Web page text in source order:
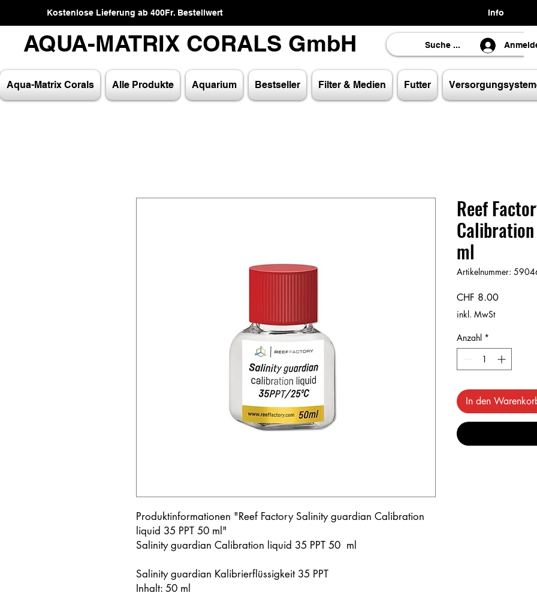
Kostenlose Lieferung ab 400Fr. Bestellwert Info
AQUA-MATRIX CORALS GmbH
AQUA-MATRIX CORALS GmbH
Aqua-Matrix Corals Alle Produkte Aquarium Bestseller Filter & Medien Futter
Produktinformationen "Reef Factory Salinity guardian Calibration
liquid 35 PPT 50 ml"
Salinity guardian Calibration liquid 35 PPT 50 ml
Salinity guardian Kalibrierflüssigkeit 35 PPT
Inhalt: 50 ml
Reef
ml
Artikelnummer:
CHF 8.00Preis
inkl. MwSt
Anzahl *
In den